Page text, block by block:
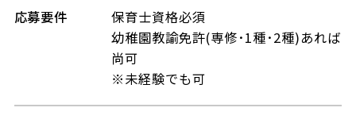
応募要件
保育士資格必須
幼稚園教諭免許(専修･1種･2種)あれば
尚可
※未経験でも可